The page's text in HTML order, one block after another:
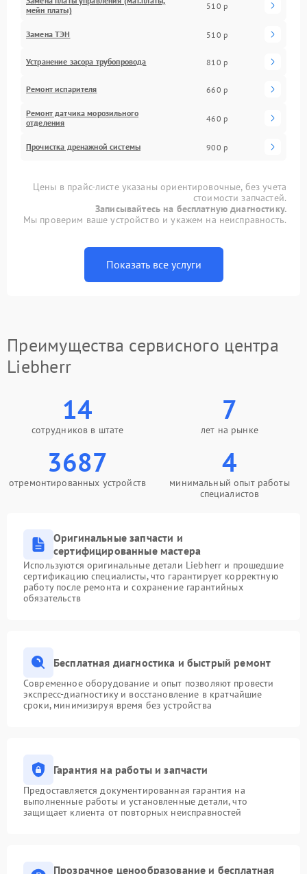
мейн платы)
510 р
Замена ТЭН 510 р
Устранение засора трубопровода 810 р
Ремонт испарителя 660 р
Ремонт датчика морозильного
отделения
460 р
Прочистка дренажной системы 900 р
Цены в прайс-листе указаны ориентировочные, без учета
стоимости запчастей.
Записывайтесь на бесплатную диагностику.
Мы проверим ваше устройство и укажем на неисправность.
Показать все услуги
Преимущества сервисного центра
Liebherr
14
сотрудников в штате
7
лет на рынке
3687
отремонтированных устройств
4
минимальный опыт работы
специалистов
Оригинальные запчасти и
сертифицированные мастера
Используются оригинальные детали Liebherr и прошедшие
сертификацию специалисты, что гарантирует корректную
работу после ремонта и сохранение гарантийных
обязательств
Бесплатная диагностика и быстрый ремонт
Современное оборудование и опыт позволяют провести
экспресс-диагностику и восстановление в кратчайшие
сроки, минимизируя время без устройства
Гарантия на работы и запчасти
Предоставляется документированная гарантия на
выполненные работы и установленные детали, что
защищает клиента от повторных неисправностей
Прозрачное ценообразование и бесплатная